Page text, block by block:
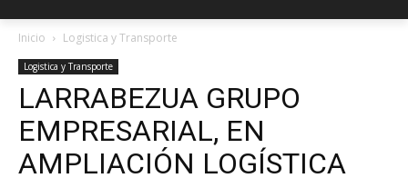
Inicio Logistica y Transporte
Logistica y Transporte
LARRABEZUA GRUPO
EMPRESARIAL, EN
AMPLIACIÓN LOGÍSTICA